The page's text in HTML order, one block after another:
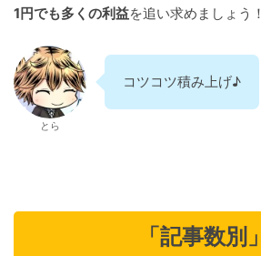
1円でも多くの利益を追い求めましょう！
とら
コツコツ積み上げ♪
「記事数別」